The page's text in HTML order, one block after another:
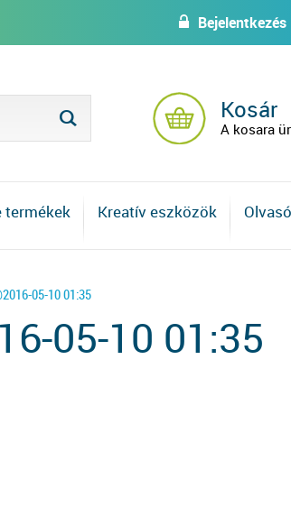
w Bejelentkezés
L Kosár
A kosara
termékek Kreatív eszközök
05-10 01:35
05-10 01:35